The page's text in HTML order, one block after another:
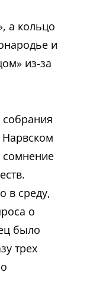
а кольцо
и
из-за
собрания
в среду,
о
было
трех